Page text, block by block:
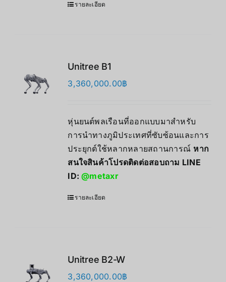
รายละเอียด
Unitree B1
3,360,000.00฿
หุ่นยนต์พลเรือนที่ออกแบบมาสำหรับ
การนำทางภูมิประเทศที่ซับซ้อนและการ
ประยุกต์ใช้หลากหลายสถานการณ์ หาก
สนใจสินค้าโปรดติดต่อสอบถาม LINE
ID:@metaxr
รายละเอียด
Unitree B2-W
3,360,000.00฿